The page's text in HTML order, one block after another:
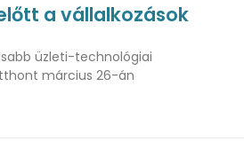
a vállalkozások
üzleti-technológiai
március 26-án